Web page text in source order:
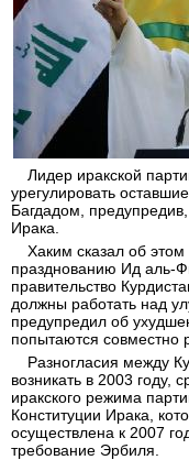
Лидер иракской
урегулировать
Багдадом,
Ирака.
Хаким сказал об
празднованию Ид аль-
правительство
должны работать над
предупредил об
попытаются совместно
Разногласия между
возникать в 2003 году,
иракского режима
Конституции Ирака,
осуществлена к 2007
требование Эрбиля.